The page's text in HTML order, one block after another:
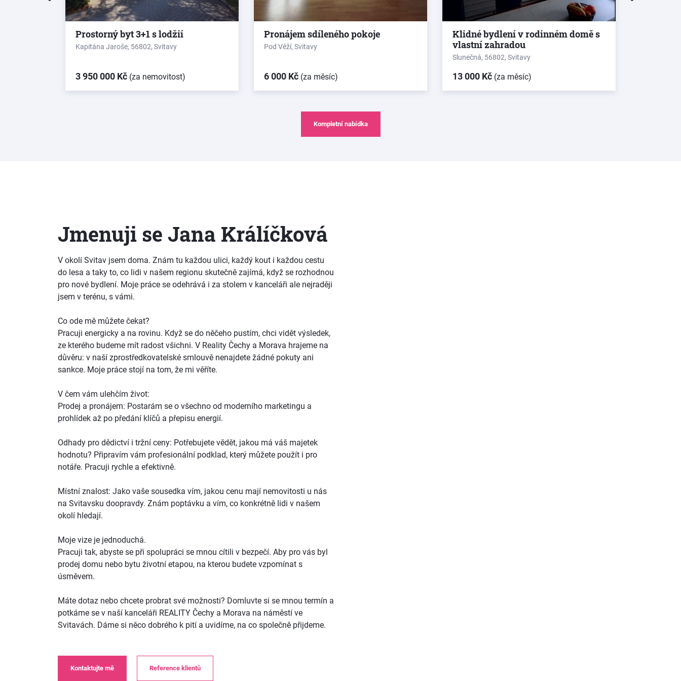
Prostorný byt 3+1 s lodžií
Kapitána Jaroše, 56802, Svitavy
3 950 000 Kč (za nemovitost)
Pronájem sdíleného pokoje
Pod Věží, Svitavy
6 000 Kč (za měsíc)
Klidné bydlení v rodinném domě s
vlastní zahradou
Slunečná, 56802, Svitavy
13 000 Kč (za měsíc)
Kompletní nabídka
Jmenuji se Jana Králíčková
V okolí Svitav jsem doma. Znám tu každou ulici, každý kout i každou cestu
do lesa a taky to, co lidi v našem regionu skutečně zajímá, když se rozhodnou
pro nové bydlení. Moje práce se odehrává i za stolem v kanceláři ale nejraději
jsem v terénu, s vámi.
Co ode mě můžete čekat?
Pracuji energicky a na rovinu. Když se do něčeho pustím, chci vidět výsledek,
ze kterého budeme mít radost všichni. V Reality Čechy a Morava hrajeme na
důvěru: v naší zprostředkovatelské smlouvě nenajdete žádné pokuty ani
sankce. Moje práce stojí na tom, že mi věříte.
V čem vám ulehčím život:
Prodej a pronájem: Postarám se o všechno od moderního marketingu a
prohlídek až po předání klíčů a přepisu energií.
Odhady pro dědictví i tržní ceny: Potřebujete vědět, jakou má váš majetek
hodnotu? Připravím vám profesionální podklad, který můžete použít i pro
notáře. Pracuji rychle a efektivně.
Místní znalost: Jako vaše sousedka vím, jakou cenu mají nemovitosti u nás
na Svitavsku doopravdy. Znám poptávku a vím, co konkrétně lidi v našem
okolí hledají.
Moje vize je jednoduchá.
Pracuji tak, abyste se při spolupráci se mnou cítili v bezpečí. Aby pro vás byl
prodej domu nebo bytu životní etapou, na kterou budete vzpomínat s
úsměvem.
Máte dotaz nebo chcete probrat své možnosti? Domluvte si se mnou termín a
potkáme se v naší kanceláři REALITY Čechy a Morava na náměstí ve
Svitavách. Dáme si něco dobrého k pití a uvidíme, na co společně přijdeme.
Kontaktujte mě Reference klientů